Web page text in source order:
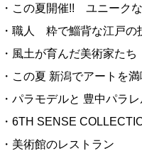
・この夏開催!! ユニーク
・職人 粋で鯔背な江戸の
・風土が育んだ美術家たち
・この夏 新潟でアートを
・パラモデルと 豊中パラ
・6TH SENSE
・美術館のレストラン